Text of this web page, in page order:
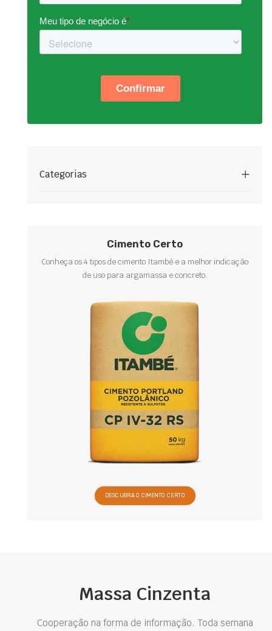
Categorias
Cimento Certo
Conheça os 4 tipos de cimento Itambé e a melhor indicação
de uso para argamassa e concreto.
DESCUBRA O CIMENTO CERTO
Massa Cinzenta
Cooperação na forma de informação. Toda semana